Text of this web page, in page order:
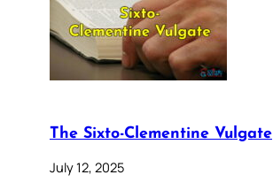
The Sixto-Clementine Vulgate
July 12, 2025